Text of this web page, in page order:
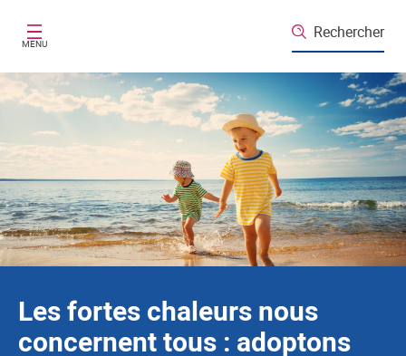
MENU
Rechercher
Santé publique France
Les fortes chaleurs nous
concernent tous : adoptons